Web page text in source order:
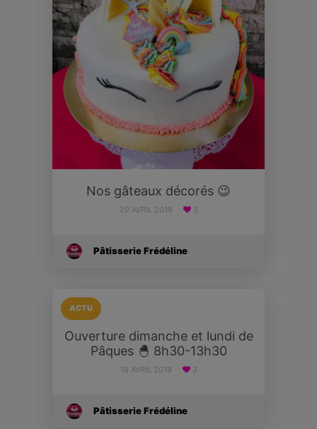
Nos gâteaux décorés 😉
29 AVRIL 2019 3
Pâtisserie Frédéline
ACTU
Ouverture dimanche et lundi de
Pâques 🐣 8h30-13h30
18 AVRIL 2019 3
Pâtisserie Frédéline